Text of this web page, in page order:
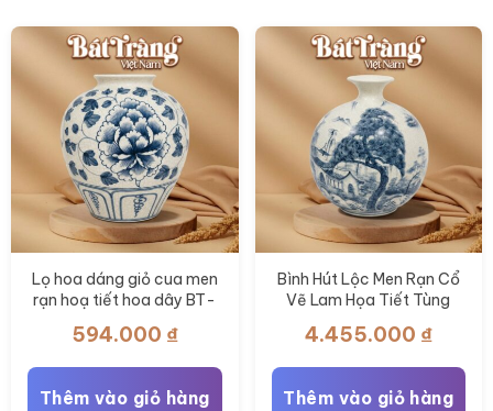
thể
Lọ hoa dáng giỏ cua men
rạn hoạ tiết hoa dây BT-
594.000 ₫
Thêm vào giỏ hàng
Bình Hút Lộc Men Rạn Cổ
Vẽ Lam Họa Tiết Tùng
4.455.000 ₫
Thêm vào giỏ hàng